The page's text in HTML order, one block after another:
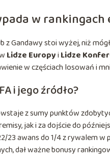
w
z Gandawy stoi wyżej, niż
Lidze Europyi Lidze
w częściach losowań i
i jego źródło?
z sumy punktów
jak i za dojście do
23 awans do 1/4 z rywalem
dał ważne bonusy